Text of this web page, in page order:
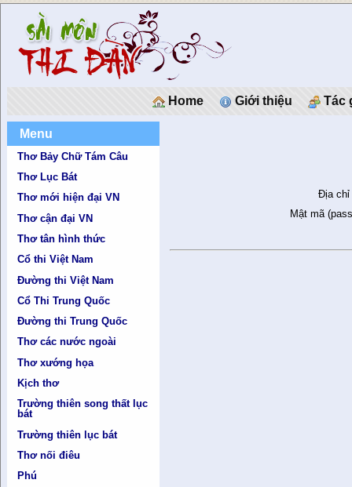
Home Giới thiệu Tác
Menu
Thơ Bảy Chữ Tám Câu
Thơ Lục Bát
Thơ mới hiện đại VN
Thơ cận đại VN
Thơ tân hình thức
Cổ thi Việt Nam
Đường thi Việt Nam
Cổ Thi Trung Quốc
Đường thi Trung Quốc
Thơ các nước ngoài
Thơ xướng họa
Kịch thơ
Trường thiên song thất lục
bát
Trường thiên lục bát
Thơ nối điêu
Phú
Địa chỉ
Mật mã